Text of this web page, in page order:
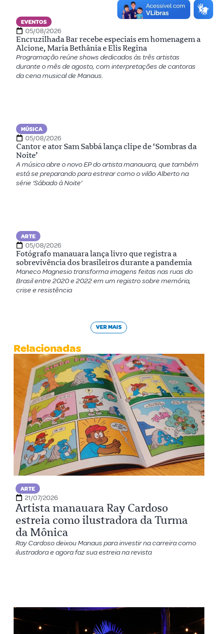
EVENTOS
05/08/2026
Encruzilhada Bar recebe especiais em homenagem a
Alcione, Maria Bethânia e Elis Regina
Programação reúne shows dedicados às três artistas
durante o mês de agosto, com interpretações de cantoras
da cena musical de Manaus.
MÚSICA
05/08/2026
Cantor e ator Sam Sabbá lança clipe de ‘Sombras da
Noite’
A música abre o novo EP do artista manauara, que também
está se preparando para estrear como o vilão Alberto na
série ‘Sábado à Noite’
ARTE
05/08/2026
Fotógrafo manauara lança livro que registra a
sobrevivência dos brasileiros durante a pandemia
Maneco Magnesio transforma imagens feitas nas ruas do
Brasil entre 2020 e 2022 em um registro sobre memória,
crise e resistência
VER MAIS
Relacionadas
ARTE
21/07/2026
Artista manauara Ray Cardoso
estreia como ilustradora da Turma
da Mônica
Ray Cardoso deixou Manaus para investir na carreira como
ilustradora e agora faz sua estreia na revista